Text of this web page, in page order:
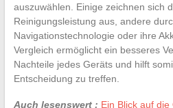
auszuwählen. Einige zeichnen sich
Reinigungsleistung aus, andere
Navigationstechnologie oder ihre
Vergleich ermöglicht ein besseres
Nachteile jedes Geräts und hilft
Entscheidung zu treffen.
Auch lesenswert : Ein Blick auf